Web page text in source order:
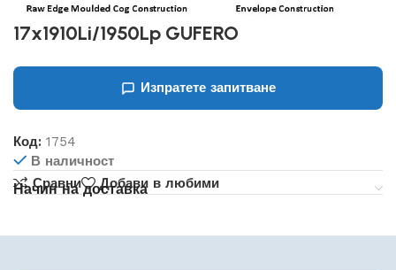
17x1910Li/1950Lp GUFERO
Изпратете запитване
Код:1754
В наличност
Сравни
Добави в любими
Начин на доставка